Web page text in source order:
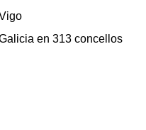
en 313 concellos